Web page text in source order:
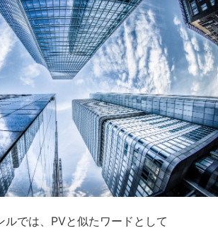
ルでは、PVと似たワードとして